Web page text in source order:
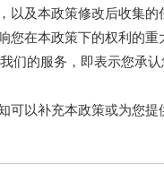
及本政策修改后收集
在本政策下的权利的
们的服务，即表示您承认
以补充本政策或为您提